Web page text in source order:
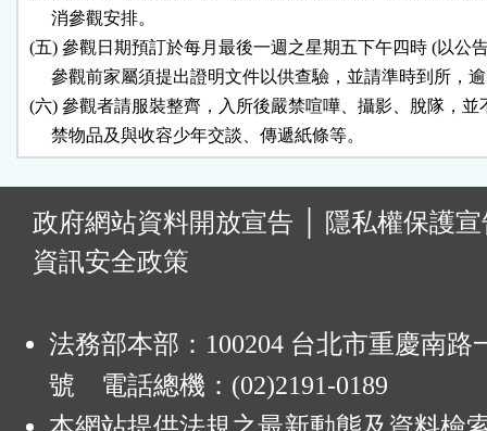
      消參觀安排。
(五) 參觀日期預訂於每月最後一週之星期五下午四時 (以公
參觀前家屬須提出證明文件以供查驗，並請準時到所，
(六) 參觀者請服裝整齊，入所後嚴禁喧嘩、攝影、脫隊，並
      禁物品及與收容少年交談、傳遞紙條等。
政府網站資料開放宣告
隱私權保護
資訊安全政策
法務部本部：100204 台北市重慶南路
號 電話總機：(02)2191-0189